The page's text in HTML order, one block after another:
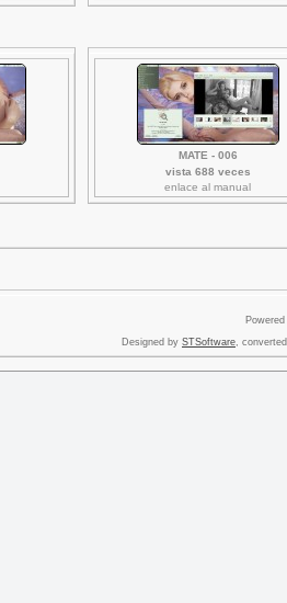
MATE - 006
vista 688 veces
enlace al manual
Designed by STSoftware,